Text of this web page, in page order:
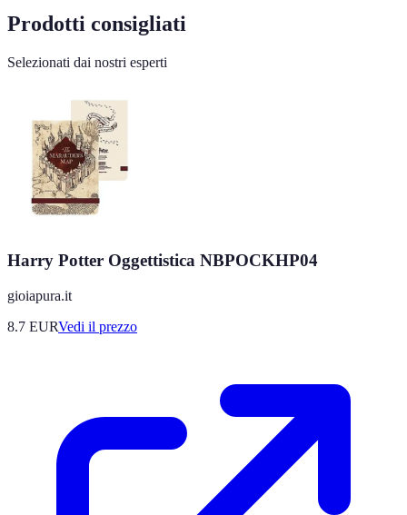
Prodotti consigliati
Selezionati dai nostri esperti
Harry Potter Oggettistica NBPOCKHP04
gioiapura.it
8.7 EURVedi il prezzo